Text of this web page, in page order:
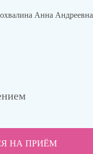
Анна Андреевна
НА ПРИЁМ